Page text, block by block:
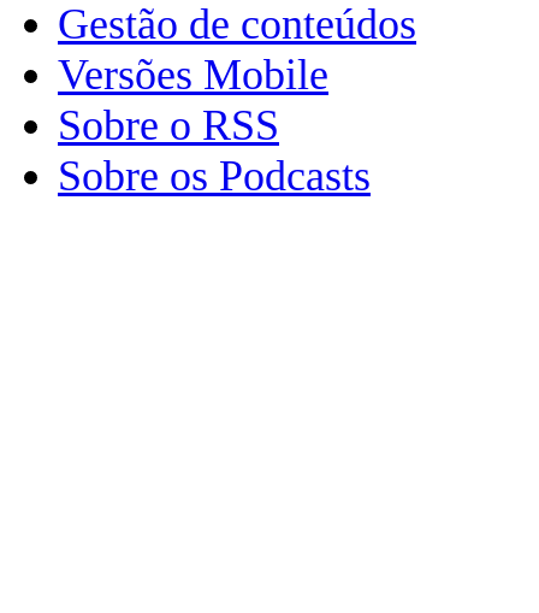
Gestão de conteúdos
Versões Mobile
Sobre o RSS
Sobre os Podcasts